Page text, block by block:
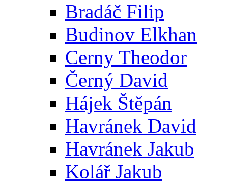
Bradáč Filip
Budinov Elkhan
Cerny Theodor
Černý David
Hájek Štěpán
Havránek David
Havránek Jakub
Kolář Jakub